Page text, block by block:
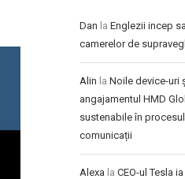
Dan la Englezii incep
camerelor de
Alin la Noile device-uri
angajamentul HMD
sustenabile în
comunicații
Alexa la CEO-ul Tesla